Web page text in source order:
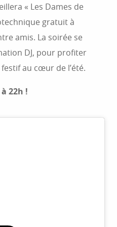
« Les Dames de
gratuit à
amis. La soirée se
DJ, pour profiter
au cœur de l’été.
22h !